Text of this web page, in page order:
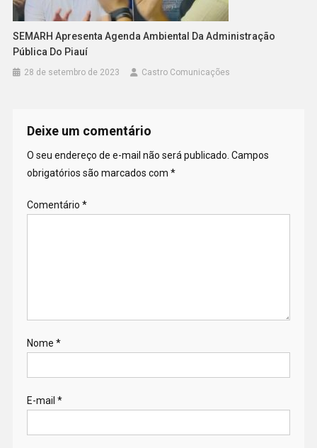
SEMARH Apresenta Agenda Ambiental Da Administração
Pública Do Piauí
28 de setembro de 2023 Castro Comunicações
Deixe um comentário
O seu endereço de e-mail não será publicado. Campos
obrigatórios são marcados com *
Comentário *
Nome *
E-mail *